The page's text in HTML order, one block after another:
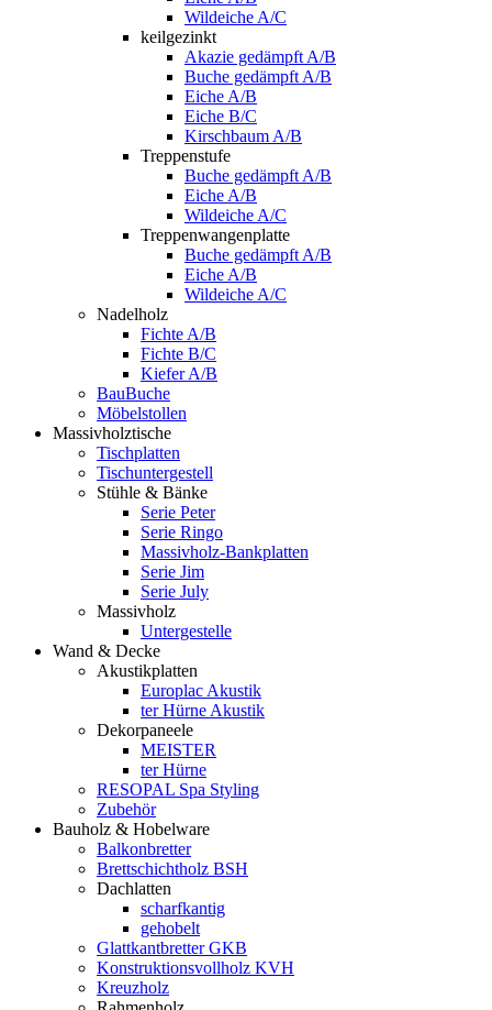
Wildeiche A/C
keilgezinkt
Akazie gedämpft A/B
Buche gedämpft A/B
Eiche A/B
Eiche B/C
Kirschbaum A/B
Treppenstufe
Buche gedämpft A/B
Eiche A/B
Wildeiche A/C
Treppenwangenplatte
Buche gedämpft A/B
Eiche A/B
Wildeiche A/C
Nadelholz
Fichte A/B
Fichte B/C
Kiefer A/B
BauBuche
Möbelstollen
Massivholztische
Tischplatten
Tischuntergestell
Stühle & Bänke
Serie Peter
Serie Ringo
Massivholz-Bankplatten
Serie Jim
Serie July
Massivholz
Untergestelle
Wand & Decke
Akustikplatten
Europlac Akustik
ter Hürne Akustik
Dekorpaneele
MEISTER
ter Hürne
RESOPAL Spa Styling
Zubehör
Bauholz & Hobelware
Balkonbretter
Brettschichtholz BSH
Dachlatten
scharfkantig
gehobelt
Glattkantbretter GKB
Konstruktionsvollholz KVH
Kreuzholz